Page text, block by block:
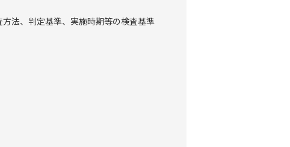
法、判定基準、実施時期等の検査基準